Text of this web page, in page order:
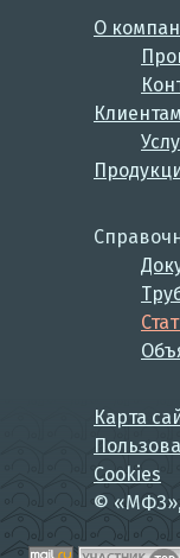
О
Клиентам
Карта
Cookies
© «МФЗ»,